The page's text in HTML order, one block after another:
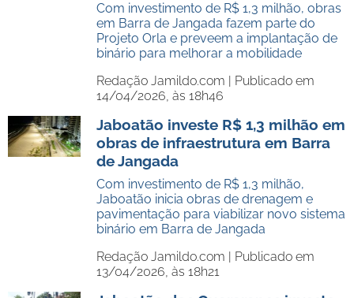
Com investimento de R$ 1,3 milhão, obras
em Barra de Jangada fazem parte do
Projeto Orla e preveem a implantação de
binário para melhorar a mobilidade
Redação Jamildo.com | Publicado em
14/04/2026, às 18h46
Jaboatão investe R$ 1,3 milhão em
obras de infraestrutura em Barra
de Jangada
Com investimento de R$ 1,3 milhão,
Jaboatão inicia obras de drenagem e
pavimentação para viabilizar novo sistema
binário em Barra de Jangada
Redação Jamildo.com | Publicado em
13/04/2026, às 18h21